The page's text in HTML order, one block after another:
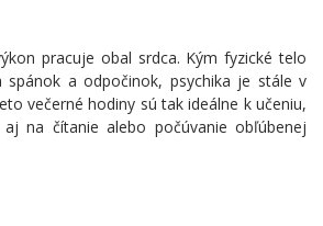
pracuje obal srdca. Kým fyzické telo
spánok a odpočinok, psychika je stále v
večerné hodiny sú tak ideálne k učeniu,
na čítanie alebo počúvanie obľúbenej